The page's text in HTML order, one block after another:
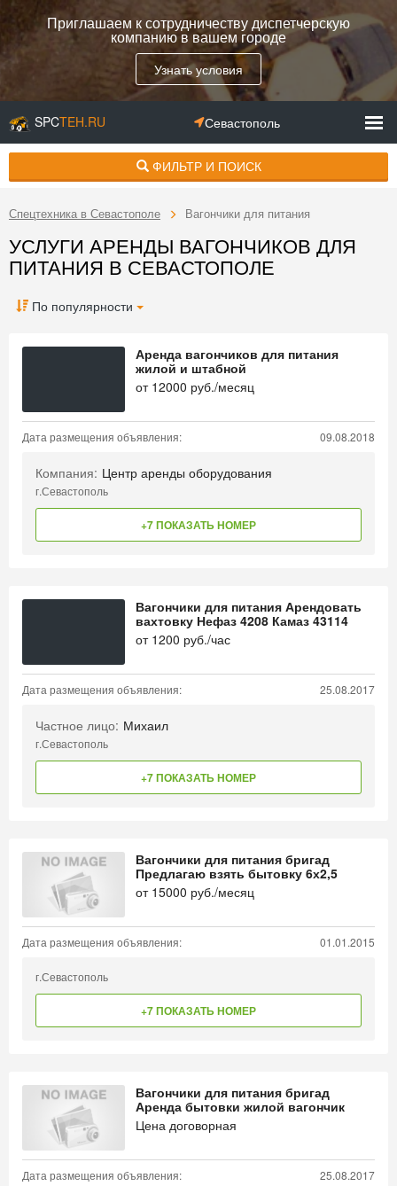
Приглашаем к сотрудничеству диспетчерскую
компанию в вашем городе
Узнать условия
SPCTEH.RU Севастополь
ФИЛЬТР И ПОИСК
Спецтехника в Севастополе Вагончики для питания
УСЛУГИ АРЕНДЫ ВАГОНЧИКОВ ДЛЯ
ПИТАНИЯ В СЕВАСТОПОЛЕ
По популярности
Аренда вагончиков для питания
жилой и штабной
от 12000 руб./месяц
Дата размещения объявления: 09.08.2018
Компания: Центр аренды оборудования
г.Севастополь
+7 ПОКАЗАТЬ НОМЕР
Вагончики для питания Арендовать
вахтовку Нефаз 4208 Камаз 43114
от 1200 руб./час
Дата размещения объявления: 25.08.2017
Частное лицо: Михаил
г.Севастополь
+7 ПОКАЗАТЬ НОМЕР
Вагончики для питания бригад
Предлагаю взять бытовку 6х2,5
от 15000 руб./месяц
Дата размещения объявления: 01.01.2015
г.Севастополь
+7 ПОКАЗАТЬ НОМЕР
Вагончики для питания бригад
Аренда бытовки жилой вагончик
Цена договорная
Дата размещения объявления: 25.08.2017